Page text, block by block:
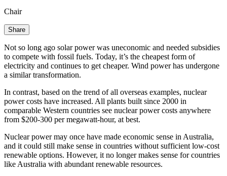
Chair​​​​‌ ‍ ​‍​‍‌‍ ‌ ​‍‌‍‍‌‌‍‌ ‌‍‍‌‌‍ ‍​‍​‍​ ‍‍​‍​‍‌ ​ ‌‍​‌‌‍ ‍‌‍‍‌‌ ‌​‌ ‍‌​‍ ‍‌‍‍‌‌‍ ​‍​‍​‍ ​​‍​‍‌‍‍​‌ ​‍‌‍‌‌‌‍‌‍​‍​‍​ ‍‍​‍​‍‌‍‍​‌ ‌​‌ ‌​‌ ​​​ ‍‍​‍ ​‍ ‌‍ ​‌‍ ‌‍​ ‌‍​‌‌‍ ​‌‍‍​‌‍ ‌ ​ ‌ ‌​​ ‍‍​ ​ ​ ​ ​ ​ ​ ​ ​‍ ‌‍‍‌‌‍ ‍‌ ‌​‌‍‌‌‌‍ ‍‌ ‌​​‍ ‌‍‌‌‌‍‌​‌‍‍‌‌ ‌​​‍ ‌‍ ‌‌‍ ‌‍‌​‌‍‌‌​ ‌‌ ​​‌ ​‍‌‍‌‌‌ ​ ‌‍‌‌‌‍ ‍‌ ‌​‌‍​‌‌ ‌​‌‍‍‌‌‍ ‌‍ ‍​ ‍ ‌‍‍‌‌‍‌​​ ‌​ ‌‌​ ‍​​ ‌‌​ ​‍‌‍‌​​ ‍‌​ ‌‍​ ‍​​‍ ‌​ ‍​​ ‍‌‌‍​‍​ ‌ ​‍ ‌​ ‌​​ ‍​​ ‌​‌‍‌‍​‍ ‌‌‍​‍​ ​‍​ ‍​​ ‌‍​‍ ‌​ ‍‌​ ‌‌​ ​‌‌‍​ ‌‍​‌​ ​ ​ ‍​​ ​‍‌‍​ ​ ​‌​ ‌​​ ‍‌​ ‍ ‌ ‌​‌ ‍‌‌ ​​‌‍‌‌​ ‌‌‍​‌‌ ‌‌‌ ‌​‌‍‍​‌‍ ‌ ​‍​ ‍ ‌ ​​‌‍​‌‌ ‌​‌‍‍​​ ‌‌ ‌​‌‍‍‌‌ ‌​‌‍ ​‌‍‌‌​ ‌‍​‍‌‍​‌‌ ​ ‌‍‌‌‌‌‌‌‌ ​‍‌‍ ​​ ‌‌‍‍​‌ ‌​‌ ‌​‌ ​​​‍‌‌​ ​ ‌​​‌​‍‌‌​ ​‍‌​‌‍​‍‌‌​ ​‍‌​‌‍‌‍ ​‌‍ ‌‍​ ‌‍​‌‌‍ ​‌‍‍​‌‍ ‌ ​ ‌ ‌​​‍‌‌​ ​ ‌​​‌​ ​ ​ ​ ​ ​ ​ ​ ​‍‌‍‌‍‍‌‌‍‌​​ ‌​ ‌‌​ ‍​​ ‌‌​ ​‍‌‍‌​​ ‍‌​ ‌‍​ ‍​​‍ ‌​ ‍​​ ‍‌‌‍​‍​ ‌ ​‍ ‌​ ‌​​ ‍​​ ‌​‌‍‌‍​‍ ‌‌‍​‍​ ​‍​ ‍​​ ‌‍​‍ ‌​ ‍‌​ ‌‌​ ​‌‌‍​ ‌‍​‌​ ​ ​ ‍​​ ​‍‌‍​ ​ ​‌​ ‌​​ ‍‌​‍‌‍‌ ‌​‌ ‍‌‌ ​​‌‍‌‌​ ‌‌‍​‌‌ ‌‌‌ ‌​‌‍‍​‌‍ ‌ ​‍​‍‌‍‌ ​​‌‍​‌‌ ‌​‌‍‍​​ ‌‌ ‌​‌‍‍‌‌ ‌​‌‍ ​‌‍‌‌​‍‌‍‌ ​​‌‍‌‌‌ ​‍‌ ​ ‌ ​​‌‍‌‌‌‍​ ‌ ‌​‌‍‍‌‌ ‌‍‌‍‌‌​ ‌‌ ​​‌ ‌‌‌‍​‍‌‍ ​‌‍‍‌‌ ​ ‌‍‍​‌‍‌‌‌‍‌​​‍​‍‌ ‌
Share
Not so long ago solar power was uneconomic and needed subsidies
to compete with fossil fuels. Today, it’s the cheapest form of
electricity and continues to get cheaper. Wind power has undergone
a similar transformation.​​​​‌ ‍ ​‍​‍‌‍ ‌ ​‍‌‍‍‌‌‍‌ ‌‍‍‌‌‍ ‍​‍​‍​ ‍‍​‍​‍‌ ​ ‌‍​‌‌‍ ‍‌‍‍‌‌ ‌​‌ ‍‌​‍ ‍‌‍‍‌‌‍ ​‍​‍​‍ ​​‍​‍‌‍‍​‌ ​‍‌‍‌‌‌‍‌‍​‍​‍​ ‍‍​‍​‍‌‍‍​‌ ‌​‌ ‌​‌ ​​​ ‍‍​‍ ​‍ ‌‍ ​‌‍ ‌‍​ ‌‍​‌‌‍ ​‌‍‍​‌‍ ‌ ​ ‌ ‌​​ ‍‍​ ​ ​ ​ ​ ​ ​ ​ ​‍ ‌‍‍‌‌‍ ‍‌ ‌​‌‍‌‌‌‍ ‍‌ ‌​​‍ ‌‍‌‌‌‍‌​‌‍‍‌‌ ‌​​‍ ‌‍ ‌‌‍ ‌‍‌​‌‍‌‌​ ‌‌ ​​‌ ​‍‌‍‌‌‌ ​ ‌‍‌‌‌‍ ‍‌ ‌​‌‍​‌‌ ‌​‌‍‍‌‌‍ ‌‍ ‍​ ‍ ‌‍‍‌‌‍‌​​ ‌​ ​​‌‍​‌​ ‌‍​ ‌‌​ ‍​​ ‌‍​ ​​‌‍​‌​‍ ‌‌‍‌‌​ ‌​​ ​​​ ‌​​‍ ‌​ ‌​​ ​ ​ ‍‌​ ‌​​‍ ‌‌‍​‍‌‍‌​‌‍​ ​ ‌ ​‍ ‌​ ​ ​ ​​​ ‍‌​ ‌ ​ ​‌​ ‌‌‌‍​‍​ ​‍‌‍​‌​ ​‍​ ‍‌​ ‍​​ ‍ ‌ ‌​‌ ‍‌‌ ​​‌‍‌‌​ ‌‌‍ ‍‌‍‌‌‌ ‌ ‌ ​ ​ ‍ ‌ ​​‌‍​‌‌ ‌​‌‍‍​​ ‌‌‍​ ‌‍ ‌‍ ‍‌ ‌​‌‍‌‌‌‍ ‍‌ ‌​​‍‌‌​ ‌‌‌​​‍‌‌ ‌‍‍ ‌‍‌‌‌ ‍‌​‍‌‌​ ​ ‌​‌​​‍‌‌​ ​ ‌​‌​​‍‌‌​ ​‍​ ​‍​ ​​‌‍​ ​ ‌‌​ ​‌‌‍​‌‌‍‌​‌‍‌‌‌‍‌​​ ​​​ ​‌​ ‍​​ ​‌​‍‌‌​ ​‍​ ​‍​‍‌‌​ ‌‌‌​‌​​‍ ‍‌‍​ ‌‍‍​‌‍‍‌‌‍ ​‌‍‌​‌ ​‍‌‍‌‌‌‍ ‍​‍‌‌​ ‌‌‌​​‍‌‌ ‌‍‍ ‌‍‌‌‌ ‍‌​‍‌‌​ ​ ‌​‌​​‍‌‌​ ​ ‌​‌​​‍‌‌​ ​‍​ ​‍​ ‌‍​ ‍‌‌‍​ ​ ​ ​ ‍​‌‍‌​​ ‌‍​ ‌​​ ‌‍​ ‌‍​ ‌‍​ ​​​ ​​​‍‌‌​ ​‍​ ​‍​‍‌‌​ ‌‌‌​‌​​‍ ‍‌ ‌​‌‍‌‌‌ ‍​‌ ‌​​ ‌‍​‍‌‍​‌‌ ​ ‌‍‌‌‌‌‌‌‌ ​‍‌‍ ​​ ‌‌‍‍​‌ ‌​‌ ‌​‌ ​​​‍‌‌​ ​ ‌​​‌​‍‌‌​ ​‍‌​‌‍​‍‌‌​ ​‍‌​‌‍‌‍ ​‌‍ ‌‍​ ‌‍​‌‌‍ ​‌‍‍​‌‍ ‌ ​ ‌ ‌​​‍‌‌​ ​ ‌​​‌​ ​ ​ ​ ​ ​ ​ ​ ​‍‌‍‌‍‍‌‌‍‌​​ ‌​ ​​‌‍​‌​ ‌‍​ ‌‌​ ‍​​ ‌‍​ ​​‌‍​‌​‍ ‌‌‍‌‌​ ‌​​ ​​​ ‌​​‍ ‌​ ‌​​ ​ ​ ‍‌​ ‌​​‍ ‌‌‍​‍‌‍‌​‌‍​ ​ ‌ ​‍ ‌​ ​ ​ ​​​ ‍‌​ ‌ ​ ​‌​ ‌‌‌‍​‍​ ​‍‌‍​‌​ ​‍​ ‍‌​ ‍​​‍‌‍‌ ‌​‌ ‍‌‌ ​​‌‍‌‌​ ‌‌‍ ‍‌‍‌‌‌ ‌ ‌ ​ ​‍‌‍‌ ​​‌‍​‌‌ ‌​‌‍‍​​ ‌‌‍​ ‌‍ ‌‍ ‍‌ ‌​‌‍‌‌‌‍ ‍‌ ‌​​‍‌‌​ ‌‌‌​​‍‌‌ ‌‍‍ ‌‍‌‌‌ ‍‌​‍‌‌​ ​ ‌​‌​​‍‌‌​ ​ ‌​‌​​‍‌‌​ ​‍​ ​‍​ ​​‌‍​ ​ ‌‌​ ​‌‌‍​‌‌‍‌​‌‍‌‌‌‍‌​​ ​​​ ​‌​ ‍​​ ​‌​‍‌‌​ ​‍​ ​‍​‍‌‌​ ‌‌‌​‌​​‍ ‍‌‍​ ‌‍‍​‌‍‍‌‌‍ ​‌‍‌​‌ ​‍‌‍‌‌‌‍ ‍​‍‌‌​ ‌‌‌​​‍‌‌ ‌‍‍ ‌‍‌‌‌ ‍‌​‍‌‌​ ​ ‌​‌​​‍‌‌​ ​ ‌​‌​​‍‌‌​ ​‍​ ​‍​ ‌‍​ ‍‌‌‍​ ​ ​ ​ ‍​‌‍‌​​ ‌‍​ ‌​​ ‌‍​ ‌‍​ ‌‍​ ​​​ ​​​‍‌‌​ ​‍​ ​‍​‍‌‌​ ‌‌‌​‌​​‍ ‍‌ ‌​‌‍‌‌‌ ‍​‌ ‌​​‍‌‍‌ ​​‌‍‌‌‌ ​‍‌ ​ ‌ ​​‌‍‌‌‌‍​ ‌ ‌​‌‍‍‌‌ ‌‍‌‍‌‌​ ‌‌ ​​‌ ‌‌‌‍​‍‌‍ ​‌‍‍‌‌ ​ ‌‍‍​‌‍‌‌‌‍‌​​‍​‍‌ ‌
In contrast, based on the trend of all overseas examples, nuclear
power costs have increased. All plants built since 2000 in
comparable Western countries see nuclear power costs anywhere
from $200-300 per megawatt-hour, at best.​​​​‌ ‍ ​‍​‍‌‍ ‌ ​‍‌‍‍‌‌‍‌ ‌‍‍‌‌‍ ‍​‍​‍​ ‍‍​‍​‍‌ ​ ‌‍​‌‌‍ ‍‌‍‍‌‌ ‌​‌ ‍‌​‍ ‍‌‍‍‌‌‍ ​‍​‍​‍ ​​‍​‍‌‍‍​‌ ​‍‌‍‌‌‌‍‌‍​‍​‍​ ‍‍​‍​‍‌‍‍​‌ ‌​‌ ‌​‌ ​​​ ‍‍​‍ ​‍ ‌‍ ​‌‍ ‌‍​ ‌‍​‌‌‍ ​‌‍‍​‌‍ ‌ ​ ‌ ‌​​ ‍‍​ ​ ​ ​ ​ ​ ​ ​ ​‍ ‌‍‍‌‌‍ ‍‌ ‌​‌‍‌‌‌‍ ‍‌ ‌​​‍ ‌‍‌‌‌‍‌​‌‍‍‌‌ ‌​​‍ ‌‍ ‌‌‍ ‌‍‌​‌‍‌‌​ ‌‌ ​​‌ ​‍‌‍‌‌‌ ​ ‌‍‌‌‌‍ ‍‌ ‌​‌‍​‌‌ ‌​‌‍‍‌‌‍ ‌‍ ‍​ ‍ ‌‍‍‌‌‍‌​​ ‌​ ​​‌‍​‌​ ‌‍​ ‌‌​ ‍​​ ‌‍​ ​​‌‍​‌​‍ ‌‌‍‌‌​ ‌​​ ​​​ ‌​​‍ ‌​ ‌​​ ​ ​ ‍‌​ ‌​​‍ ‌‌‍​‍‌‍‌​‌‍​ ​ ‌ ​‍ ‌​ ​ ​ ​​​ ‍‌​ ‌ ​ ​‌​ ‌‌‌‍​‍​ ​‍‌‍​‌​ ​‍​ ‍‌​ ‍​​ ‍ ‌ ‌​‌ ‍‌‌ ​​‌‍‌‌​ ‌‌‍ ‍‌‍‌‌‌ ‌ ‌ ​ ​ ‍ ‌ ​​‌‍​‌‌ ‌​‌‍‍​​ ‌‌‍​ ‌‍ ‌‍ ‍‌ ‌​‌‍‌‌‌‍ ‍‌ ‌​​‍‌‌​ ‌‌‌​​‍‌‌ ‌‍‍ ‌‍‌‌‌ ‍‌​‍‌‌​ ​ ‌​‌​​‍‌‌​ ​ ‌​‌​​‍‌‌​ ​‍​ ​‍‌‍​‍​ ‍‌‌‍​ ​ ‍‌​ ‍‌‌‍​‌​ ‍​​ ​‌‌‍‌​​ ‌ ‌‍‌‍​ ‍‌​‍‌‌​ ​‍​ ​‍​‍‌‌​ ‌‌‌​‌​​‍ ‍‌‍​ ‌‍‍​‌‍‍‌‌‍ ​‌‍‌​‌ ​‍‌‍‌‌‌‍ ‍​‍‌‌​ ‌‌‌​​‍‌‌ ‌‍‍ ‌‍‌‌‌ ‍‌​‍‌‌​ ​ ‌​‌​​‍‌‌​ ​ ‌​‌​​‍‌‌​ ​‍​ ​‍​ ​ ​ ‌ ​ ​ ​ ‌​‌‍​‌‌‍​‌‌‍​ ​ ​ ​ ​‍​ ​‍‌‍​ ‌‍‌‍​ ​​​‍‌‌​ ​‍​ ​‍​‍‌‌​ ‌‌‌​‌​​‍ ‍‌ ‌​‌‍‌‌‌ ‍​‌ ‌​​ ‌‍​‍‌‍​‌‌ ​ ‌‍‌‌‌‌‌‌‌ ​‍‌‍ ​​ ‌‌‍‍​‌ ‌​‌ ‌​‌ ​​​‍‌‌​ ​ ‌​​‌​‍‌‌​ ​‍‌​‌‍​‍‌‌​ ​‍‌​‌‍‌‍ ​‌‍ ‌‍​ ‌‍​‌‌‍ ​‌‍‍​‌‍ ‌ ​ ‌ ‌​​‍‌‌​ ​ ‌​​‌​ ​ ​ ​ ​ ​ ​ ​ ​‍‌‍‌‍‍‌‌‍‌​​ ‌​ ​​‌‍​‌​ ‌‍​ ‌‌​ ‍​​ ‌‍​ ​​‌‍​‌​‍ ‌‌‍‌‌​ ‌​​ ​​​ ‌​​‍ ‌​ ‌​​ ​ ​ ‍‌​ ‌​​‍ ‌‌‍​‍‌‍‌​‌‍​ ​ ‌ ​‍ ‌​ ​ ​ ​​​ ‍‌​ ‌ ​ ​‌​ ‌‌‌‍​‍​ ​‍‌‍​‌​ ​‍​ ‍‌​ ‍​​‍‌‍‌ ‌​‌ ‍‌‌ ​​‌‍‌‌​ ‌‌‍ ‍‌‍‌‌‌ ‌ ‌ ​ ​‍‌‍‌ ​​‌‍​‌‌ ‌​‌‍‍​​ ‌‌‍​ ‌‍ ‌‍ ‍‌ ‌​‌‍‌‌‌‍ ‍‌ ‌​​‍‌‌​ ‌‌‌​​‍‌‌ ‌‍‍ ‌‍‌‌‌ ‍‌​‍‌‌​ ​ ‌​‌​​‍‌‌​ ​ ‌​‌​​‍‌‌​ ​‍​ ​‍‌‍​‍​ ‍‌‌‍​ ​ ‍‌​ ‍‌‌‍​‌​ ‍​​ ​‌‌‍‌​​ ‌ ‌‍‌‍​ ‍‌​‍‌‌​ ​‍​ ​‍​‍‌‌​ ‌‌‌​‌​​‍ ‍‌‍​ ‌‍‍​‌‍‍‌‌‍ ​‌‍‌​‌ ​‍‌‍‌‌‌‍ ‍​‍‌‌​ ‌‌‌​​‍‌‌ ‌‍‍ ‌‍‌‌‌ ‍‌​‍‌‌​ ​ ‌​‌​​‍‌‌​ ​ ‌​‌​​‍‌‌​ ​‍​ ​‍​ ​ ​ ‌ ​ ​ ​ ‌​‌‍​‌‌‍​‌‌‍​ ​ ​ ​ ​‍​ ​‍‌‍​ ‌‍‌‍​ ​​​‍‌‌​ ​‍​ ​‍​‍‌‌​ ‌‌‌​‌​​‍ ‍‌ ‌​‌‍‌‌‌ ‍​‌ ‌​​‍‌‍‌ ​​‌‍‌‌‌ ​‍‌ ​ ‌ ​​‌‍‌‌‌‍​ ‌ ‌​‌‍‍‌‌ ‌‍‌‍‌‌​ ‌‌ ​​‌ ‌‌‌‍​‍‌‍ ​‌‍‍‌‌ ​ ‌‍‍​‌‍‌‌‌‍‌​​‍​‍‌ ‌
Nuclear power may once have made economic sense in Australia,
and it could still make sense in countries without sufficient low-cost
renewable options. However, it no longer makes sense for countries
like Australia with abundant renewable resources.​​​​‌ ‍ ​‍​‍‌‍ ‌ ​‍‌‍‍‌‌‍‌ ‌‍‍‌‌‍ ‍​‍​‍​ ‍‍​‍​‍‌ ​ ‌‍​‌‌‍ ‍‌‍‍‌‌ ‌​‌ ‍‌​‍ ‍‌‍‍‌‌‍ ​‍​‍​‍ ​​‍​‍‌‍‍​‌ ​‍‌‍‌‌‌‍‌‍​‍​‍​ ‍‍​‍​‍‌‍‍​‌ ‌​‌ ‌​‌ ​​​ ‍‍​‍ ​‍ ‌‍ ​‌‍ ‌‍​ ‌‍​‌‌‍ ​‌‍‍​‌‍ ‌ ​ ‌ ‌​​ ‍‍​ ​ ​ ​ ​ ​ ​ ​ ​‍ ‌‍‍‌‌‍ ‍‌ ‌​‌‍‌‌‌‍ ‍‌ ‌​​‍ ‌‍‌‌‌‍‌​‌‍‍‌‌ ‌​​‍ ‌‍ ‌‌‍ ‌‍‌​‌‍‌‌​ ‌‌ ​​‌ ​‍‌‍‌‌‌ ​ ‌‍‌‌‌‍ ‍‌ ‌​‌‍​‌‌ ‌​‌‍‍‌‌‍ ‌‍ ‍​ ‍ ‌‍‍‌‌‍‌​​ ‌​ ​​‌‍​‌​ ‌‍​ ‌‌​ ‍​​ ‌‍​ ​​‌‍​‌​‍ ‌‌‍‌‌​ ‌​​ ​​​ ‌​​‍ ‌​ ‌​​ ​ ​ ‍‌​ ‌​​‍ ‌‌‍​‍‌‍‌​‌‍​ ​ ‌ ​‍ ‌​ ​ ​ ​​​ ‍‌​ ‌ ​ ​‌​ ‌‌‌‍​‍​ ​‍‌‍​‌​ ​‍​ ‍‌​ ‍​​ ‍ ‌ ‌​‌ ‍‌‌ ​​‌‍‌‌​ ‌‌‍ ‍‌‍‌‌‌ ‌ ‌ ​ ​ ‍ ‌ ​​‌‍​‌‌ ‌​‌‍‍​​ ‌‌‍​ ‌‍ ‌‍ ‍‌ ‌​‌‍‌‌‌‍ ‍‌ ‌​​‍‌‌​ ‌‌‌​​‍‌‌ ‌‍‍ ‌‍‌‌‌ ‍‌​‍‌‌​ ​ ‌​‌​​‍‌‌​ ​ ‌​‌​​‍‌‌​ ​‍​ ​‍​ ​​​ ‍​​ ​‌‌‍‌‍​ ​​‌‍​ ​ ​ ‌‍‌‌​ ‌ ​ ​ ‌‍​‍‌‍​‍​‍‌‌​ ​‍​ ​‍​‍‌‌​ ‌‌‌​‌​​‍ ‍‌‍​ ‌‍‍​‌‍‍‌‌‍ ​‌‍‌​‌ ​‍‌‍‌‌‌‍ ‍​‍‌‌​ ‌‌‌​​‍‌‌ ‌‍‍ ‌‍‌‌‌ ‍‌​‍‌‌​ ​ ‌​‌​​‍‌‌​ ​ ‌​‌​​‍‌‌​ ​‍​ ​‍‌‍‌‍‌‍​ ​ ​‍​ ​‍​ ​‍​ ‌ ‌‍‌‌‌‍​‍‌‍‌​‌‍​ ‌‍‌​​ ​ ​ ​​​‍‌‌​ ​‍​ ​‍​‍‌‌​ ‌‌‌​‌​​‍ ‍‌ ‌​‌‍‌‌‌ ‍​‌ ‌​​ ‌‍​‍‌‍​‌‌ ​ ‌‍‌‌‌‌‌‌‌ ​‍‌‍ ​​ ‌‌‍‍​‌ ‌​‌ ‌​‌ ​​​‍‌‌​ ​ ‌​​‌​‍‌‌​ ​‍‌​‌‍​‍‌‌​ ​‍‌​‌‍‌‍ ​‌‍ ‌‍​ ‌‍​‌‌‍ ​‌‍‍​‌‍ ‌ ​ ‌ ‌​​‍‌‌​ ​ ‌​​‌​ ​ ​ ​ ​ ​ ​ ​ ​‍‌‍‌‍‍‌‌‍‌​​ ‌​ ​​‌‍​‌​ ‌‍​ ‌‌​ ‍​​ ‌‍​ ​​‌‍​‌​‍ ‌‌‍‌‌​ ‌​​ ​​​ ‌​​‍ ‌​ ‌​​ ​ ​ ‍‌​ ‌​​‍ ‌‌‍​‍‌‍‌​‌‍​ ​ ‌ ​‍ ‌​ ​ ​ ​​​ ‍‌​ ‌ ​ ​‌​ ‌‌‌‍​‍​ ​‍‌‍​‌​ ​‍​ ‍‌​ ‍​​‍‌‍‌ ‌​‌ ‍‌‌ ​​‌‍‌‌​ ‌‌‍ ‍‌‍‌‌‌ ‌ ‌ ​ ​‍‌‍‌ ​​‌‍​‌‌ ‌​‌‍‍​​ ‌‌‍​ ‌‍ ‌‍ ‍‌ ‌​‌‍‌‌‌‍ ‍‌ ‌​​‍‌‌​ ‌‌‌​​‍‌‌ ‌‍‍ ‌‍‌‌‌ ‍‌​‍‌‌​ ​ ‌​‌​​‍‌‌​ ​ ‌​‌​​‍‌‌​ ​‍​ ​‍​ ​​​ ‍​​ ​‌‌‍‌‍​ ​​‌‍​ ​ ​ ‌‍‌‌​ ‌ ​ ​ ‌‍​‍‌‍​‍​‍‌‌​ ​‍​ ​‍​‍‌‌​ ‌‌‌​‌​​‍ ‍‌‍​ ‌‍‍​‌‍‍‌‌‍ ​‌‍‌​‌ ​‍‌‍‌‌‌‍ ‍​‍‌‌​ ‌‌‌​​‍‌‌ ‌‍‍ ‌‍‌‌‌ ‍‌​‍‌‌​ ​ ‌​‌​​‍‌‌​ ​ ‌​‌​​‍‌‌​ ​‍​ ​‍‌‍‌‍‌‍​ ​ ​‍​ ​‍​ ​‍​ ‌ ‌‍‌‌‌‍​‍‌‍‌​‌‍​ ‌‍‌​​ ​ ​ ​​​‍‌‌​ ​‍​ ​‍​‍‌‌​ ‌‌‌​‌​​‍ ‍‌ ‌​‌‍‌‌‌ ‍​‌ ‌​​‍‌‍‌ ​​‌‍‌‌‌ ​‍‌ ​ ‌ ​​‌‍‌‌‌‍​ ‌ ‌​‌‍‍‌‌ ‌‍‌‍‌‌​ ‌‌ ​​‌ ‌‌‌‍​‍‌‍ ​‌‍‍‌‌ ​ ‌‍‍​‌‍‌‌‌‍‌​​‍​‍‌ ‌